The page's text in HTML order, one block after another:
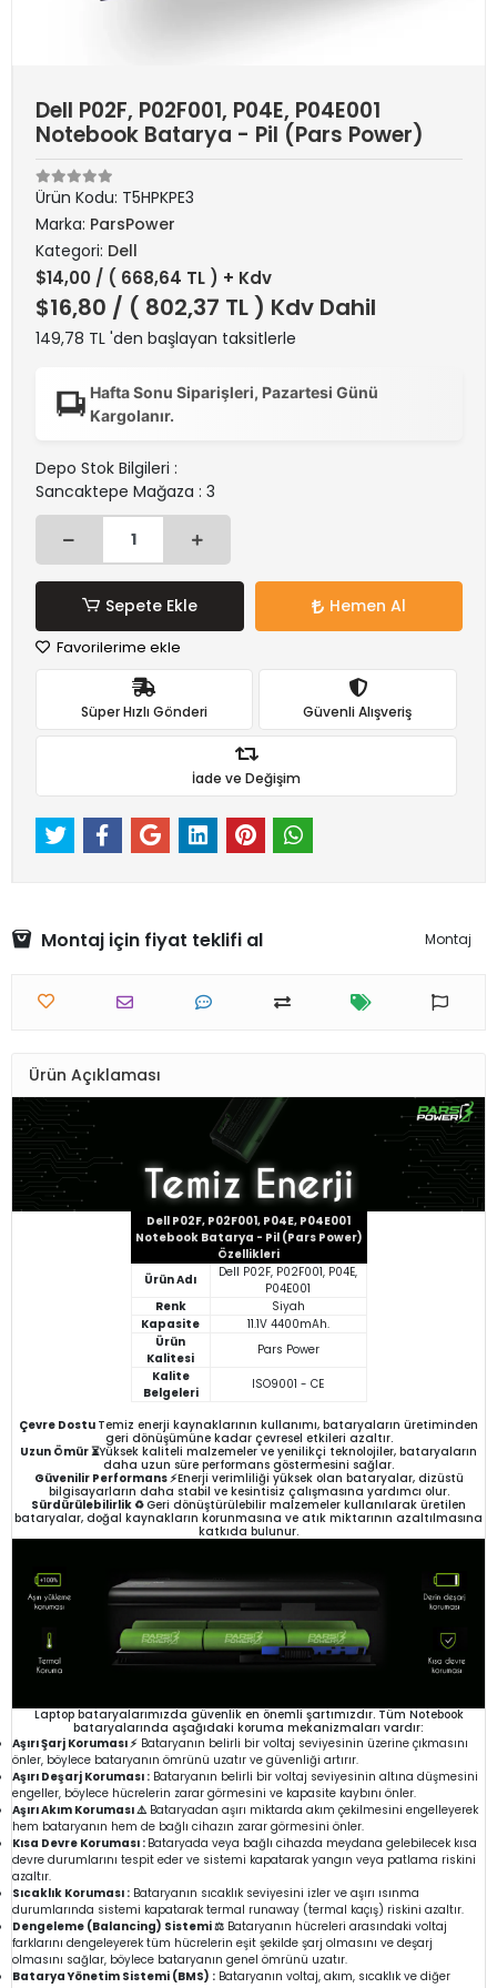
Dell P02F, P02F001, P04E, P04E001
Notebook Batarya - Pil (Pars Power)
Ürün Kodu: T5HPKPE3
Marka: ParsPower
Kategori: Dell
$14,00 / ( 668,64 TL ) + Kdv
$16,80 / ( 802,37 TL ) Kdv Dahil
149,78 TL 'den başlayan taksitlerle
Hafta Sonu Siparişleri, Pazartesi Günü
Kargolanır.
Depo Stok Bilgileri :
Sancaktepe Mağaza : 3
Sepete Ekle Hemen Al
Favorilerime ekle
Süper Hızlı Gönderi Güvenli Alışveriş
İade ve Değişim
Montaj için fiyat teklifi al Montaj
Ürün Açıklaması
Dell P02F, P02F001, P04E, P04E001
Notebook Batarya - Pil (Pars Power)
Özellikleri
Ürün Adı
Dell P02F, P02F001, P04E,
P04E001
Renk
Siyah
Kapasite
11.1V 4400mAh.
Ürün
Kalitesi
Pars Power
Kalite
Belgeleri
ISO9001 - CE
Çevre Dostu Temiz enerji kaynaklarının kullanımı, bataryaların üretiminden
geri dönüşümüne kadar çevresel etkileri azaltır.
Uzun Ömür ⏳Yüksek kaliteli malzemeler ve yenilikçi teknolojiler, bataryaların
daha uzun süre performans göstermesini sağlar.
Güvenilir Performans ⚡Enerji verimliliği yüksek olan bataryalar, dizüstü
bilgisayarların daha stabil ve kesintisiz çalışmasına yardımcı olur.
Sürdürülebilirlik ♻️Geri dönüştürülebilir malzemeler kullanılarak üretilen
bataryalar, doğal kaynakların korunmasına ve atık miktarının azaltılmasına
katkıda bulunur.
Laptop bataryalarımızda güvenlik en önemli şartımızdır. Tüm Notebook
bataryalarında aşağıdaki koruma mekanizmaları vardır:
Aşırı Şarj Koruması ⚡ Bataryanın belirli bir voltaj seviyesinin üzerine çıkmasını
önler, böylece bataryanın ömrünü uzatır ve güvenliği artırır.
Aşırı Deşarj Koruması : Bataryanın belirli bir voltaj seviyesinin altına düşmesini
engeller, böylece hücrelerin zarar görmesini ve kapasite kaybını önler.
Aşırı Akım Koruması ⚠️Bataryadan aşırı miktarda akım çekilmesini engelleyerek
hem bataryanın hem de bağlı cihazın zarar görmesini önler.
Kısa Devre Koruması : Bataryada veya bağlı cihazda meydana gelebilecek kısa
devre durumlarını tespit eder ve sistemi kapatarak yangın veya patlama riskini
azaltır.
Sıcaklık Koruması : Bataryanın sıcaklık seviyesini izler ve aşırı ısınma
durumlarında sistemi kapatarak termal runaway (termal kaçış) riskini azaltır.
Dengeleme (Balancing) Sistemi ⚖️ Bataryanın hücreleri arasındaki voltaj
farklarını dengeleyerek tüm hücrelerin eşit şekilde şarj olmasını ve deşarj
olmasını sağlar, böylece bataryanın genel ömrünü uzatır.
Batarya Yönetim Sistemi (BMS) : Bataryanın voltaj, akım, sıcaklık ve diğer